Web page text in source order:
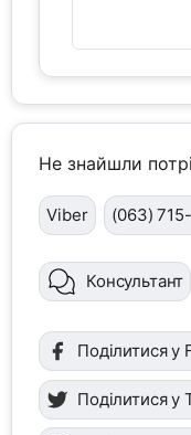
Не знайшли
Viber (063)
Консультант
Поділитися у
Поділитися у